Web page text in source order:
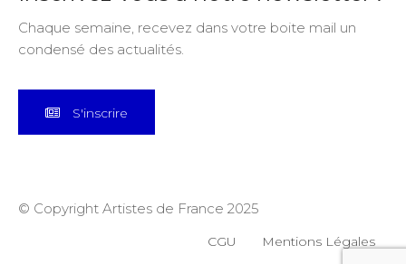
Chaque semaine, recevez dans votre boite mail un
condensé des actualités.
S'inscrire
© Copyright Artistes de France 2025
CGU Mentions Légales